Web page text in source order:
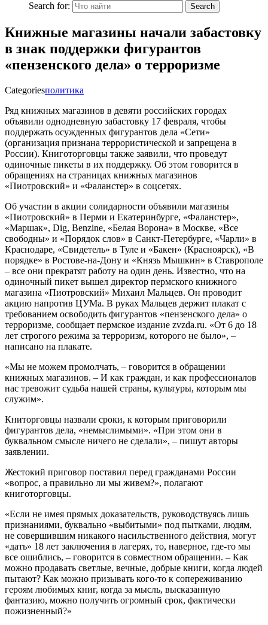
Search for:
Search
Книжные магазины начали забастовку
в знак поддержки фигурантов
«пензенского дела» о терроризме
Categoriesполитика
Ряд книжных магазинов в девяти российских городах
объявили однодневную забастовку 17 февраля, чтобы
поддержать осужденных фигурантов дела «Сети»
(организация признана террористической и запрещена в
России). Книготорговцы также заявили, что проведут
одиночные пикеты в их поддержку. Об этом говорится в
обращениях на страницах книжных магазинов
«Пиотровский» и «Фаланстер» в соцсетях.
Об участии в акции солидарности объявили магазины
«Пиотровский» в Перми и Екатеринбурге, «Фаланстер»,
«Маршак», Dig, Benzine, «Белая Ворона» в Москве, «Все
свободны» и «Порядок слов» в Санкт-Петербурге, «Чарли» в
Краснодаре, «Свидетель» в Туле и «Бакен» (Красноярск), «В
порядке» в Ростове-на-Дону и «Князь Мышкин» в Ставрополе
– все они прекратят работу на один день. Известно, что на
одиночный пикет вышел директор пермского книжного
магазина «Пиотровский» Михаил Мальцев. Он проводит
акцию напротив ЦУМа. В руках Мальцев держит плакат с
требованием освободить фигурантов «пензенского дела» о
терроризме, сообщает пермское издание zvzda.ru. «От 6 до 18
лет строгого режима за терроризм, которого не было», –
написано на плакате.
«Мы не можем промолчать, – говорится в обращении
книжных магазинов. – И как граждан, и как профессионалов
нас тревожит судьба нашей страны, культуры, которым мы
служим».
Книторговцы назвали сроки, к которым приговорили
фигурантов дела, «немыслимыми». «При этом они в
буквальном смысле ничего не сделали», – пишут авторы
заявлении.
Жестокий приговор поставил перед гражданами России
«вопрос, а правильно ли мы живем?», полагают
книготорговцы.
«Если не имея прямых доказательств, руководствуясь лишь
признаниями, буквально «выбитыми» под пытками, людям,
не совершившим никакого насильственного действия, могут
«дать» 18 лет заключения в лагерях, то, наверное, где-то мы
все ошиблись, – говорится в совместном обращении. – Как
можно продавать светлые, вечные, добрые книги, когда людей
пытают? Как можно призывать кого-то к сопереживанию
героям любимых книг, когда за мысль, высказанную
фантазию, можно получить огромный срок, фактически
пожизненный?»